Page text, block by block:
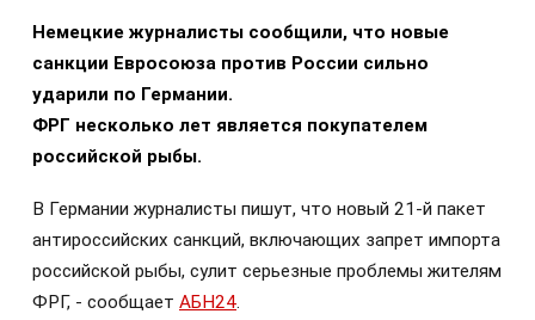
Немецкие журналисты сообщили, что новые
санкции Евросоюза против России сильно
ударили по Германии.
ФРГ несколько лет является покупателем
российской рыбы.
В Германии журналисты пишут, что новый 21-й пакет
антироссийских санкций, включающих запрет импорта
российской рыбы, сулит серьезные проблемы жителям
ФРГ, - сообщает АБН24.